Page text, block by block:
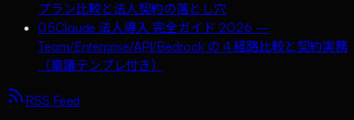
プラン比較と法人契約の落とし穴
05Claude 法人導入 完全ガイド 2026 —
Team/Enterprise/API/Bedrock の 4 経路比較と契約実務
（稟議テンプレ付き）
RSS Feed